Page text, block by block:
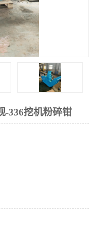
-336挖机粉碎钳
机
路机
装载机
机
机